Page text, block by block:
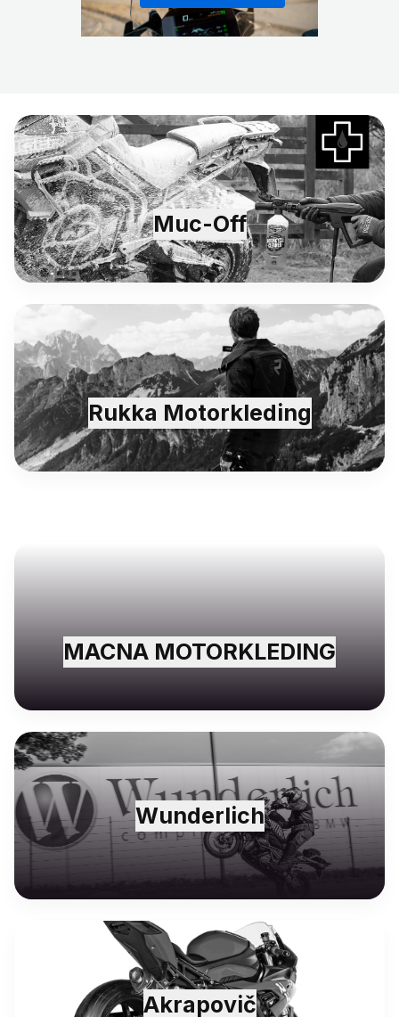
Muc-Off
Rukka Motorkleding
MACNA MOTORKLEDING
Wunderlich
Akrapovič